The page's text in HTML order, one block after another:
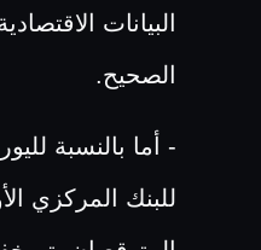
البيانات
الصحيح.
- أما بالنسبة
للبنك المركزي